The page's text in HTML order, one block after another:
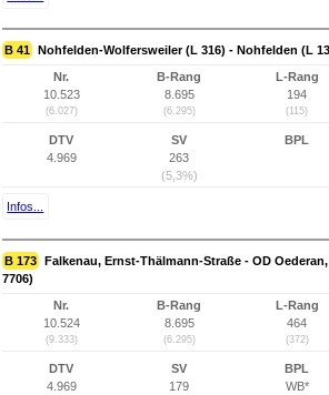
B 41 Nohfelden-Wolfersweiler (L 316) - Nohfelden (L
Nr.
10.523
(6.027)
B-Rang
8.695
(6.295)
L-Rang
194
(115)
DTV
4.969
SV
263
(5,3%)
BPL
Infos...
B 173 Falkenau, Ernst-Thälmann-Straße - OD
7706)
Nr.
10.524
(9.333)
B-Rang
8.695
(6.295)
L-Rang
464
(372)
DTV
4.969
SV
179
BPL
WB*